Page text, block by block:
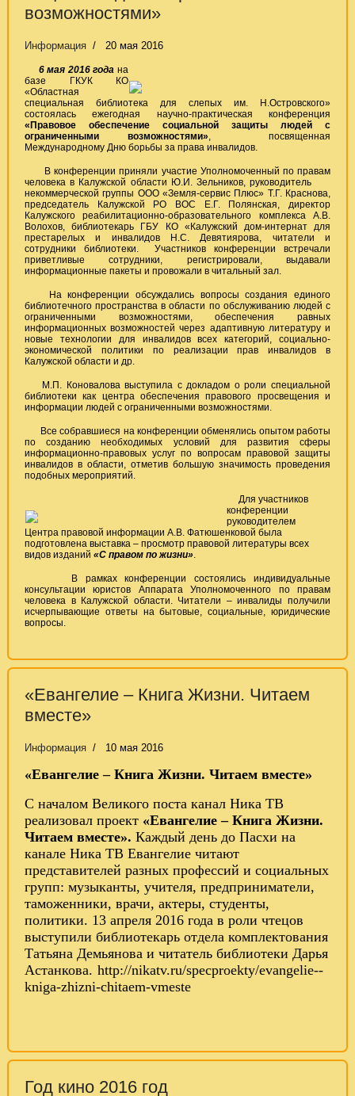
возможностями»
Информация 20 мая 2016
6 мая 2016 года на
базе ГКУК КО
«Областная
специальная библиотека для слепых им. Н.Островского»
состоялась ежегодная научно-практическая конференция
«Правовое обеспечение социальной защиты людей с
ограниченными возможностями» , посвященная
Международному Дню борьбы за права инвалидов.
В конференции приняли участие Уполномоченный по правам
человека в Калужской области Ю.И. Зельников, руководитель
некоммерческой группы ООО «Земля-сервис Плюс» Т.Г. Краснова,
председатель Калужской РО ВОС Е.Г. Полянская, директор
Калужского реабилитационно-образовательного комплекса А.В.
Волохов, библиотекарь ГБУ КО «Калужский дом-интернат для
престарелых и инвалидов Н.С. Девятиярова, читатели и
сотрудники библиотеки. Участников конференции встречали
приветливые сотрудники, регистрировали, выдавали
информационные пакеты и провожали в читальный зал.
На конференции обсуждались вопросы создания единого
библиотечного пространства в области по обслуживанию людей с
ограниченными возможностями, обеспечения равных
информационных возможностей через адаптивную литературу и
новые технологии для инвалидов всех категорий, социально-
экономической политики по реализации прав инвалидов в
Калужской области и др.
М.П. Коновалова выступила с докладом о роли специальной
библиотеки как центра обеспечения правового просвещения и
информации людей с ограниченными возможностями.
Все собравшиеся на конференции обменялись опытом работы
по созданию необходимых условий для развития сферы
информационно-правовых услуг по вопросам правовой защиты
инвалидов в области, отметив большую значимость проведения
подобных мероприятий.
Для участников
конференции
руководителем
Центра правовой информации А.В. Фатюшенковой была
подготовлена выставка – просмотр правовой литературы всех
видов изданий «С правом по жизни»
В рамках конференции состоялись индивидуальные
консультации юристов Аппарата Уполномоченного по правам
человека в Калужской области. Читатели – инвалиды получили
исчерпывающие ответы на бытовые, социальные, юридические
вопросы.
«Евангелие – Книга Жизни. Читаем
вместе»
Информация 10 мая 2016
«Евангелие – Книга Жизни. Читаем вместе»
С началом Великого поста канал Ника ТВ
реализовал проект «Евангелие – Книга Жизни.
Читаем вместе». Каждый день до Пасхи на
канале Ника ТВ Евангелие читают
представителей разных профессий и социальных
групп: музыканты, учителя, предприниматели,
таможенники, врачи, актеры, студенты,
политики. 13 апреля 2016 года в роли чтецов
выступили библиотекарь отдела комплектования
Татьяна Демьянова и читатель библиотеки Дарья
Астанкова. http://nikatv.ru/specproekty/evangelie--
kniga-zhizni-chitaem-vmeste
Год кино 2016 год